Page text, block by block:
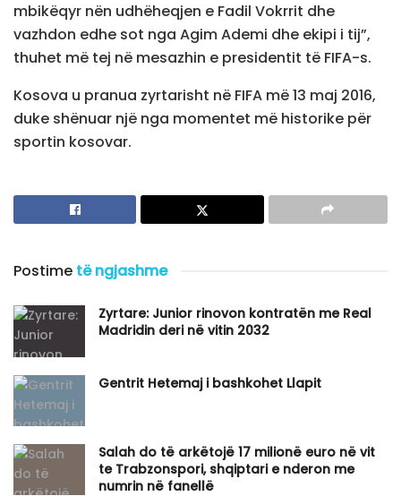
mbikëqyr nën udhëheqjen e Fadil Vokrrit dhe
vazhdon edhe sot nga Agim Ademi dhe ekipi i tij”,
thuhet më tej në mesazhin e presidentit të FIFA-s.
Kosova u pranua zyrtarisht në FIFA më 13 maj 2016,
duke shënuar një nga momentet më historike për
sportin kosovar.
Postime të ngjashme
Zyrtare: Junior rinovon kontratën me Real
Madridin deri në vitin 2032
Gentrit Hetemaj i bashkohet Llapit
Salah do të arkëtojë 17 milionë euro në vit
te Trabzonspori, shqiptari e nderon me
numrin në fanellë